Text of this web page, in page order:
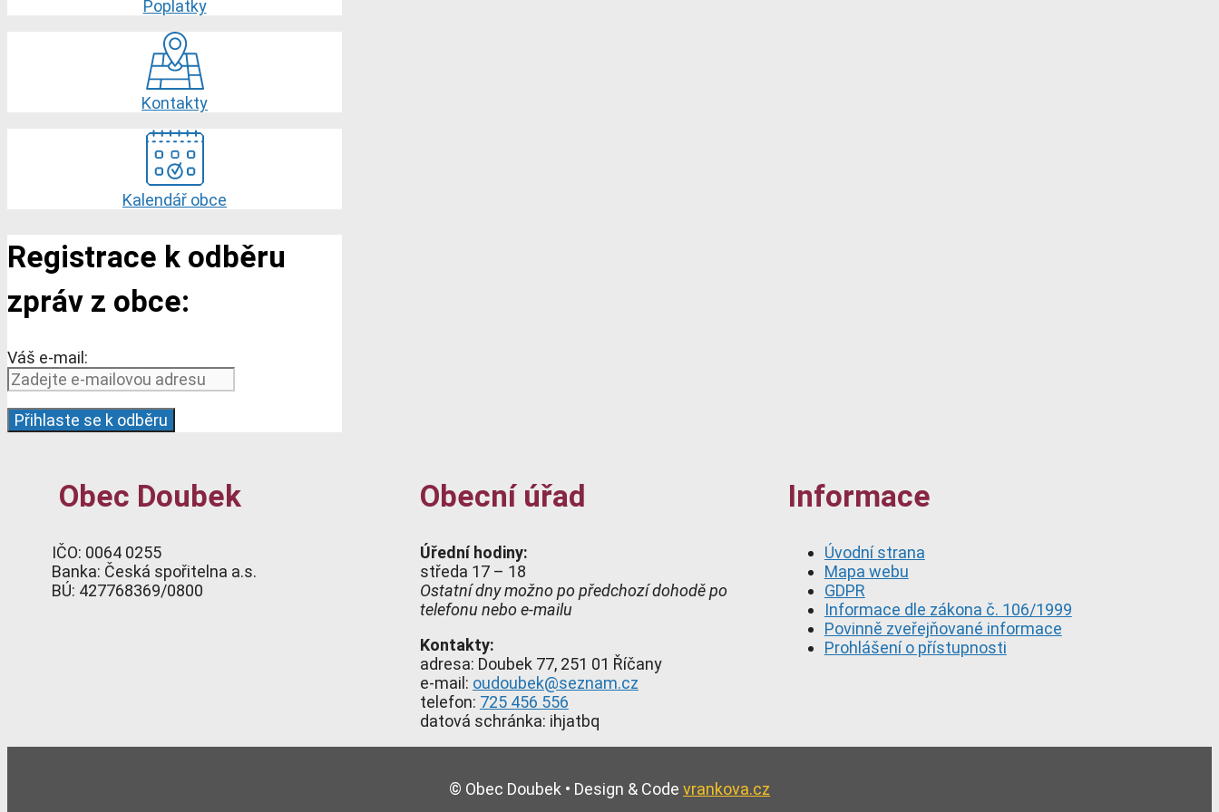
Poplatky
Kontakty
Kalendář obce
Registrace k odběru
zpráv z obce:
Váš e-mail:
Obec Doubek
IČO: 0064 0255
Banka: Česká spořitelna a.s.
BÚ: 427768369/0800
Obecní úřad
Úřední hodiny:
středa 17 – 18
Ostatní dny možno po předchozí dohodě po
telefonu nebo e-mailu
Kontakty:
adresa: Doubek 77, 251 01 Říčany
e-mail: oudoubek@seznam.cz
telefon: 725 456 556
datová schránka: ihjatbq
Informace
Úvodní strana
Mapa webu
GDPR
Informace dle zákona č. 106/1999
Povinně zveřejňované informace
Prohlášení o přístupnosti
© Obec Doubek • Design & Code vrankova.cz